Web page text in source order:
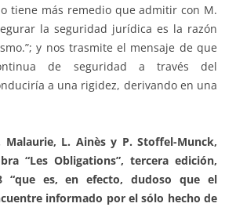
tiene más remedio que admitir con M.
la seguridad jurídica es la razón
y nos trasmite el mensaje de que
de seguridad a través del
a una rigidez, derivando en una
Malaurie, L. Ainès y P. Stoffel-Munck,
“Les Obligations”, tercera edición,
“que es, en efecto, dudoso que el
informado por el sólo hecho de